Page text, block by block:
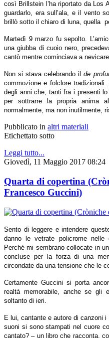
così Brillstein l’ha riportato da Los
guardarlo, era sull’ala, e il vento
brillò sotto il chiaro di luna, quella
Martedì 9 marzo fu sepolto.
una giubba di cuoio nero,
cantò mentre cominciava a
Non si stava celebrando ilde
commozione e folclore
degli anni che, tanti fra i presenti
per sottrarre la propria anima
normalmente, ma non inutilmente,
Pubblicato in altri materiali
Etichettato sotto
Leggi tutto...
Giovedì, 11 Maggio 2017 08:24
Quarta di copertina
Francesco Guccini)
Sento di leggere e intendere
danno le vetrate policrome
Perché mi sembrano collocate in
concluse per la forza di una
circondate da una tensione che le
Certamente Guccini si porta
realtà memorabile, anche se
soltanto di ieri.
E lui, cantante e autore di canzoni
suoni si sono stampati nel cuore
cantato? – un libro che racconta,